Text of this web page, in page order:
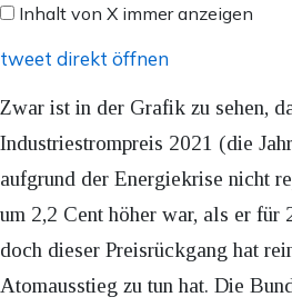
anzeigen
Inhalt von X immer anzeigen
tweet direkt öffnen
Zwar ist in der Grafik zu sehen,
Industriestrompreis 2021 (die
aufgrund der Energiekrise nicht
um 2,2 Cent höher war, als er für
doch dieser Preisrückgang hat
Atomausstieg zu tun hat. Die